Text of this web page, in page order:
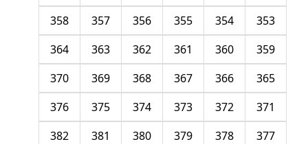
353
354
355
356
357
358
359
360
361
362
363
364
365
366
367
368
369
370
371
372
373
374
375
376
377
378
379
380
381
382